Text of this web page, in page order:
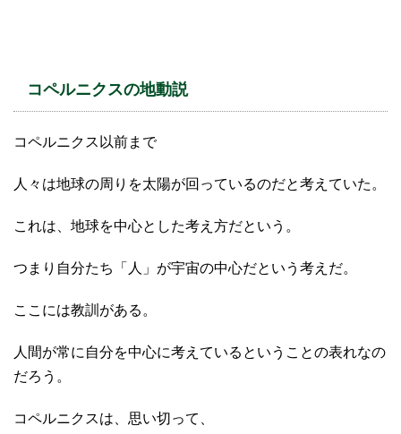
コペルニクスの地動説
コペルニクス以前まで
人々は地球の周りを太陽が回っているのだと考えていた。
これは、地球を中心とした考え方だという。
つまり自分たち「人」が宇宙の中心だという考えだ。
ここには教訓がある。
人間が常に自分を中心に考えているということの表れなの
だろう。
コペルニクスは、思い切って、